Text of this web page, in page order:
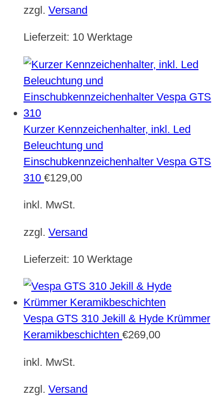
zzgl. Versand
Lieferzeit: 10 Werktage
Kurzer Kennzeichenhalter, inkl. Led
Beleuchtung und
Einschubkennzeichenhalter Vespa GTS
310 €129,00
inkl. MwSt.
zzgl. Versand
Lieferzeit: 10 Werktage
Vespa GTS 310 Jekill & Hyde Krümmer
Keramikbeschichten €269,00
inkl. MwSt.
zzgl. Versand